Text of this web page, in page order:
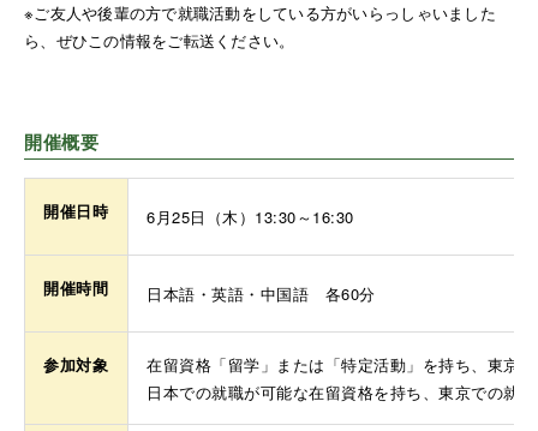
※ご友人や後輩の方で就職活動をしている方がいらっしゃいました
ら、ぜひこの情報をご転送ください。
開催概要
開催日時 6月25日（木）13:30～16:30
開催時間 日本語・英語・中国語 各60分
参加対象
在留資格「留学」または「特定活動」を持ち、東京
日本での就職が可能な在留資格を持ち、東京での就